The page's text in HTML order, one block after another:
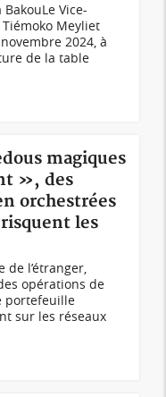
Vice-
Meyliet
2024, à
de la table
magiques
», des
orchestrées
les
de l’étranger,
opérations de
portefeuille
sur les réseaux